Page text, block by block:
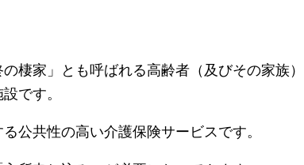
棲家」とも呼ばれる高齢者（及びその家族）
です。
公共性の高い介護保険サービスです。